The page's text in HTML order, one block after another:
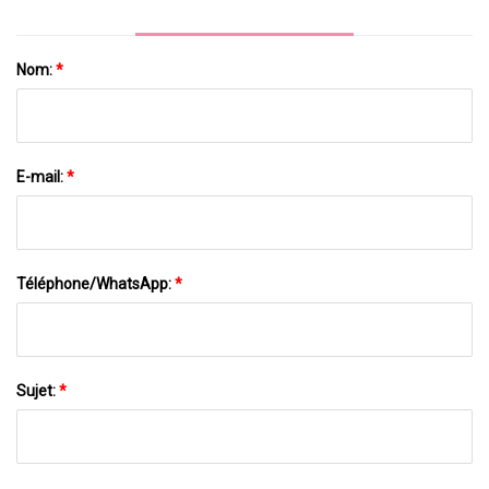
Nom:*
E-mail:*
Téléphone/WhatsApp:*
Sujet:*